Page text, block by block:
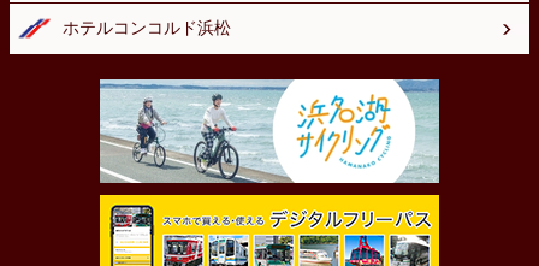
ホテルコンコルド浜松